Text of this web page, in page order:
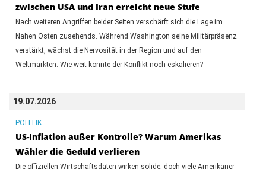
zwischen USA und Iran erreicht neue Stufe
Nach weiteren Angriffen beider Seiten verschärft sich die Lage im
Nahen Osten zusehends. Während Washington seine Militärpräsenz
verstärkt, wächst die Nervosität in der Region und auf den
Weltmärkten. Wie weit könnte der Konflikt noch eskalieren?
19.07.2026
POLITIK
US-Inflation außer Kontrolle? Warum Amerikas
Wähler die Geduld verlieren
Die offiziellen Wirtschaftsdaten wirken solide, doch viele Amerikaner